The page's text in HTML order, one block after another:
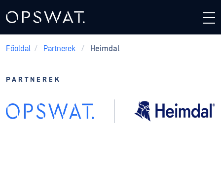
Főoldal / Partnerek / Heimdal
PARTNEREK